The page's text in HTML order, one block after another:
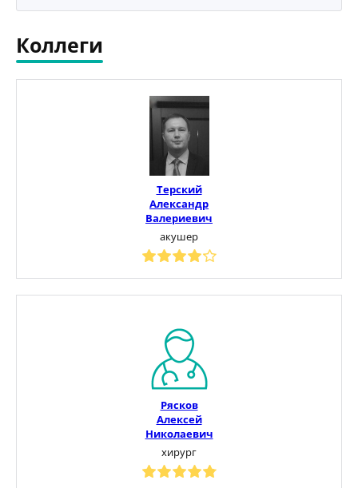
Коллеги
Терский
Александр
Валериевич
акушер
Рясков
Алексей
Николаевич
хирург